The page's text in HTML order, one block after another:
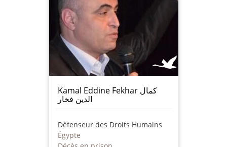
Kamal Eddine Fekhar كمال
الدين فخار
Défenseur des Droits Humains
Égypte